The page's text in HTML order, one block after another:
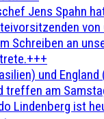
Jens Spahn
von
Schreiben an
und
treffen am
Lindenberg ist